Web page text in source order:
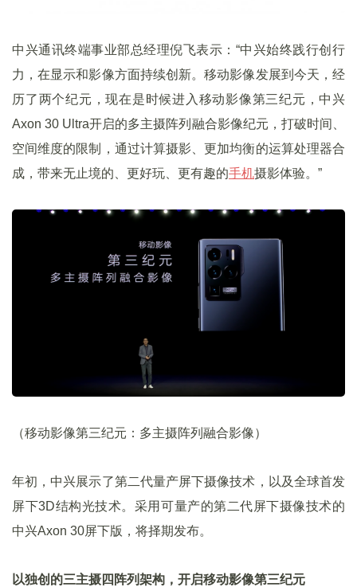
中兴通讯终端事业部总经理倪飞表示：“中兴始终践行创行
力，在显示和影像方面持续创新。移动影像发展到今天，经
历了两个纪元，现在是时候进入移动影像第三纪元，中兴
Axon 30 Ultra开启的多主摄阵列融合影像纪元，打破时间、
空间维度的限制，通过计算摄影、更加均衡的运算处理器合
成，带来无止境的、更好玩、更有趣的手机摄影体验。”
（移动影像第三纪元：多主摄阵列融合影像）
年初，中兴展示了第二代量产屏下摄像技术，以及全球首发
屏下3D结构光技术。采用可量产的第二代屏下摄像技术的
中兴Axon 30屏下版，将择期发布。
以独创的三主摄四阵列架构，开启移动影像第三纪元